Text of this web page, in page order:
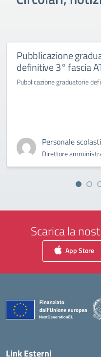
Pubblicazione
definitive 3° fascia
Pubblicazione graduatorie
Personale
Direttore
Scarica la
App Store
Link Esterni